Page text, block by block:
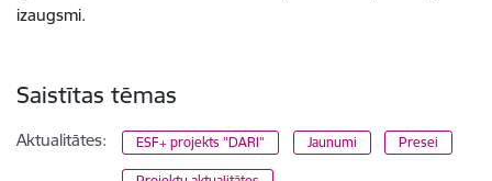
izaugsmi.
Saistītas tēmas
Aktualitātes: ESF+ projekts "DARI" Jaunumi Presei